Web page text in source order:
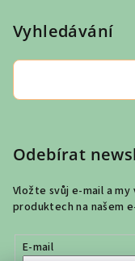
Vyhledávání
Odebírat
Vložte svůj e-mail a
produktech na našem
E-mail